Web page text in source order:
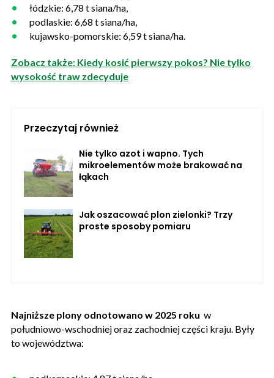
łódzkie: 6,78 t siana/ha,
podlaskie: 6,68 t siana/ha,
kujawsko-pomorskie: 6,59 t siana/ha.
Zobacz także: Kiedy kosić pierwszy pokos? Nie tylko
wysokość traw zdecyduje
Przeczytaj również
Nie tylko azot i wapno. Tych
mikroelementów może brakować na
łąkach
Jak oszacować plon zielonki? Trzy
proste sposoby pomiaru
Najniższe plony odnotowano w 2025 roku w
południowo-wschodniej oraz zachodniej części kraju. Były
to województwa: